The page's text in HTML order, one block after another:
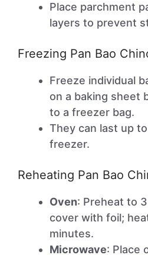
Place parchment
layers to prevent
Freezing Pan Bao
Freeze individual
on a baking sheet
to a freezer bag.
They can last up
freezer.
Reheating Pan Bao
Oven: Preheat to
cover with foil;
minutes.
Microwave: Place